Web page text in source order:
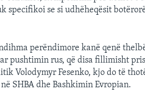
specifikoi se si udhëheqësit
perëndimore kanë qenë
pushtimin rus, që disa fillimisht
Volodymyr Fesenko, kjo do të
SHBA dhe Bashkimin Evropian.